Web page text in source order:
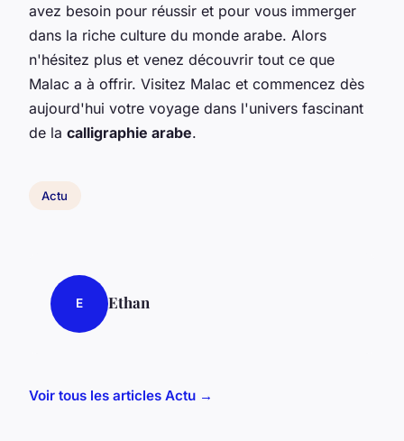
avez besoin pour réussir et pour vous immerger
dans la riche culture du monde arabe. Alors
n'hésitez plus et venez découvrir tout ce que
Malac a à offrir. Visitez Malac et commencez dès
aujourd'hui votre voyage dans l'univers fascinant
de la calligraphie arabe.
Actu
E Ethan
Voir tous les articles Actu →